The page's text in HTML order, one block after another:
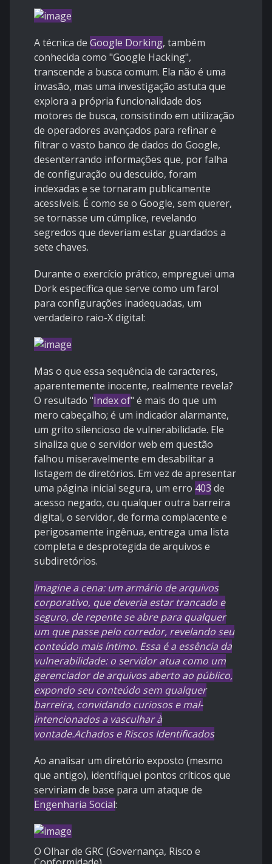
A técnica de Google Dorking, também
conhecida como "Google Hacking",
transcende a busca comum. Ela não é uma
invasão, mas uma investigação astuta que
explora a própria funcionalidade dos
motores de busca, consistindo em utilização
de operadores avançados para refinar e
filtrar o vasto banco de dados do Google,
desenterrando informações que, por falha
de configuração ou descuido, foram
indexadas e se tornaram publicamente
acessíveis. É como se o Google, sem querer,
se tornasse um cúmplice, revelando
segredos que deveriam estar guardados a
sete chaves.
Durante o exercício prático, empreguei uma
Dork específica que serve como um farol
para configurações inadequadas, um
verdadeiro raio-X digital:
Mas o que essa sequência de caracteres,
aparentemente inocente, realmente revela?
O resultado "Index of" é mais do que um
mero cabeçalho; é um indicador alarmante,
um grito silencioso de vulnerabilidade. Ele
sinaliza que o servidor web em questão
falhou miseravelmente em desabilitar a
listagem de diretórios. Em vez de apresentar
uma página inicial segura, um erro 403 de
acesso negado, ou qualquer outra barreira
digital, o servidor, de forma complacente e
perigosamente ingênua, entrega uma lista
completa e desprotegida de arquivos e
subdiretórios.
Imagine a cena: um armário de arquivos
corporativo, que deveria estar trancado e
seguro, de repente se abre para qualquer
um que passe pelo corredor, revelando seu
conteúdo mais íntimo. Essa é a essência da
vulnerabilidade: o servidor atua como um
gerenciador de arquivos aberto ao público,
expondo seu conteúdo sem qualquer
barreira, convidando curiosos e mal-
intencionados a vasculhar à
vontade.Achados e Riscos Identificados
Ao analisar um diretório exposto (mesmo
que antigo), identifiquei pontos críticos que
serviriam de base para um ataque de
Engenharia Social:
O Olhar de GRC (Governança, Risco e